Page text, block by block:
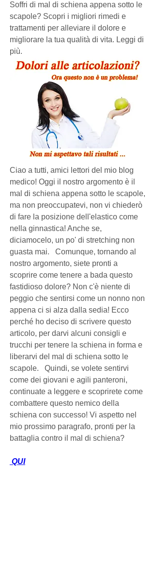
Soffri di mal di schiena appena sotto le
scapole? Scopri i migliori rimedi e
trattamenti per alleviare il dolore e
migliorare la tua qualità di vita. Leggi di
più.
Ciao a tutti, amici lettori del mio blog
medico! Oggi il nostro argomento è il
mal di schiena appena sotto le scapole,
ma non preoccupatevi, non vi chiederò
di fare la posizione dell'elastico come
nella ginnastica! Anche se,
diciamocelo, un po' di stretching non
guasta mai.   Comunque, tornando al
nostro argomento, siete pronti a
scoprire come tenere a bada questo
fastidioso dolore? Non c'è niente di
peggio che sentirsi come un nonno non
appena ci si alza dalla sedia! Ecco
perché ho deciso di scrivere questo
articolo, per darvi alcuni consigli e
trucchi per tenere la schiena in forma e
liberarvi del mal di schiena sotto le
scapole.   Quindi, se volete sentirvi
come dei giovani e agili panteroni,
continuate a leggere e scoprirete come
combattere questo nemico della
schiena con successo! Vi aspetto nel
mio prossimo paragrafo, pronti per la
battaglia contro il mal di schiena?
QUI